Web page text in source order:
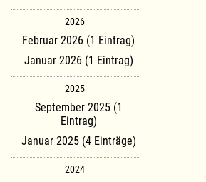
2026
Februar 2026 (1 Eintrag)
Januar 2026 (1 Eintrag)
2025
September 2025 (1
Eintrag)
Januar 2025 (4 Einträge)
2024